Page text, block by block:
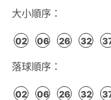
大小順序：
02 06 26 32
落球順序：
02 06 26 32